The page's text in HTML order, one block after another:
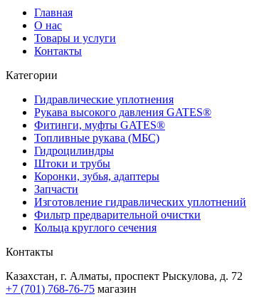
Главная
О нас
Товары и услуги
Контакты
Категории
Гидравлические уплотнения
Рукава высокого давления GATES®
Фитинги, муфты GATES®
Топливные рукава (МБС)
Гидроцилиндры
Штоки и трубы
Коронки, зубья, адаптеры
Запчасти
Изготовление гидравлических уплотнений
Фильтр предварительной очистки
Кольца круглого сечения
Контакты
Казахстан, г. Алматы, проспект Рыскулова, д. 72
+7 (701) 768-76-75 магазин